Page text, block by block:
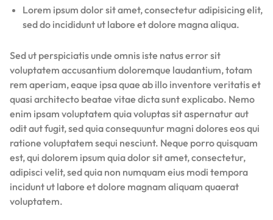
Lorem ipsum dolor sit amet, consectetur adipisicing elit,
sed do incididunt ut labore et dolore magna aliqua.
Sed ut perspiciatis unde omnis iste natus error sit
voluptatem accusantium doloremque laudantium, totam
rem aperiam, eaque ipsa quae ab illo inventore veritatis et
quasi architecto beatae vitae dicta sunt explicabo. Nemo
enim ipsam voluptatem quia voluptas sit aspernatur aut
odit aut fugit, sed quia consequuntur magni dolores eos qui
ratione voluptatem sequi nesciunt. Neque porro quisquam
est, qui dolorem ipsum quia dolor sit amet, consectetur,
adipisci velit, sed quia non numquam eius modi tempora
incidunt ut labore et dolore magnam aliquam quaerat
voluptatem.